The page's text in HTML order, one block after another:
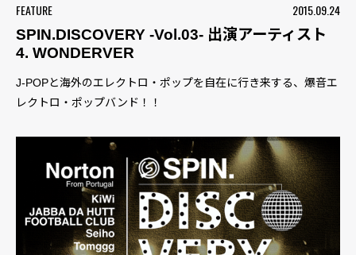
FEATURE
2015.09.24
SPIN.DISCOVERY -Vol.03- 出演アーティスト
4. WONDERVER
J-POPと海外のエレクトロ・ポップを自在に行き来する、爆音エ
レクトロ・ポップバンド！！